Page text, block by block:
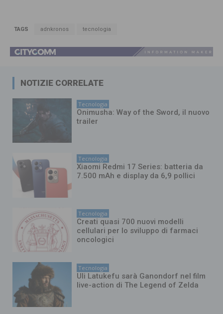
TAGS adnkronos tecnologia
NOTIZIE CORRELATE
Tecnologia
Onimusha: Way of the Sword, il nuovo
trailer
Tecnologia
Xiaomi Redmi 17 Series: batteria da
7.500 mAh e display da 6,9 pollici
Tecnologia
Creati quasi 700 nuovi modelli
cellulari per lo sviluppo di farmaci
oncologici
Tecnologia
Uli Latukefu sarà Ganondorf nel film
live-action di The Legend of Zelda